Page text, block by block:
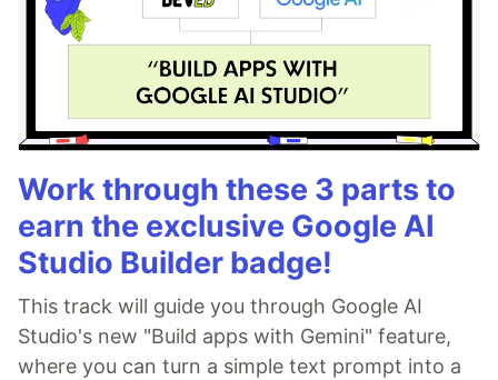
Work through these 3 parts to
earn the exclusive Google AI
Studio Builder badge!
This track will guide you through Google AI
Studio's new "Build apps with Gemini" feature,
where you can turn a simple text prompt into a